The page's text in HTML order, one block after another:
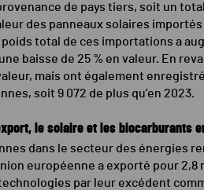
de pays tiers, soit un
des panneaux solaires
poids total de ces importations a
baisse de 25 % en valeur. En
mais ont également
soit 9 072 de plus qu’en 2023.
le solaire et les biocarburants
dans le secteur des énergies
européenne a exporté pour 2,8
par leur excédent